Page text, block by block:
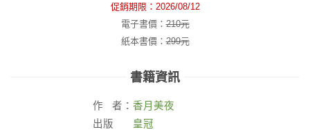
促銷期限： 2026/08/12
電子書價：210元
紙本書價：299元
書籍資訊
作 者： 香月美夜
出版
皇冠